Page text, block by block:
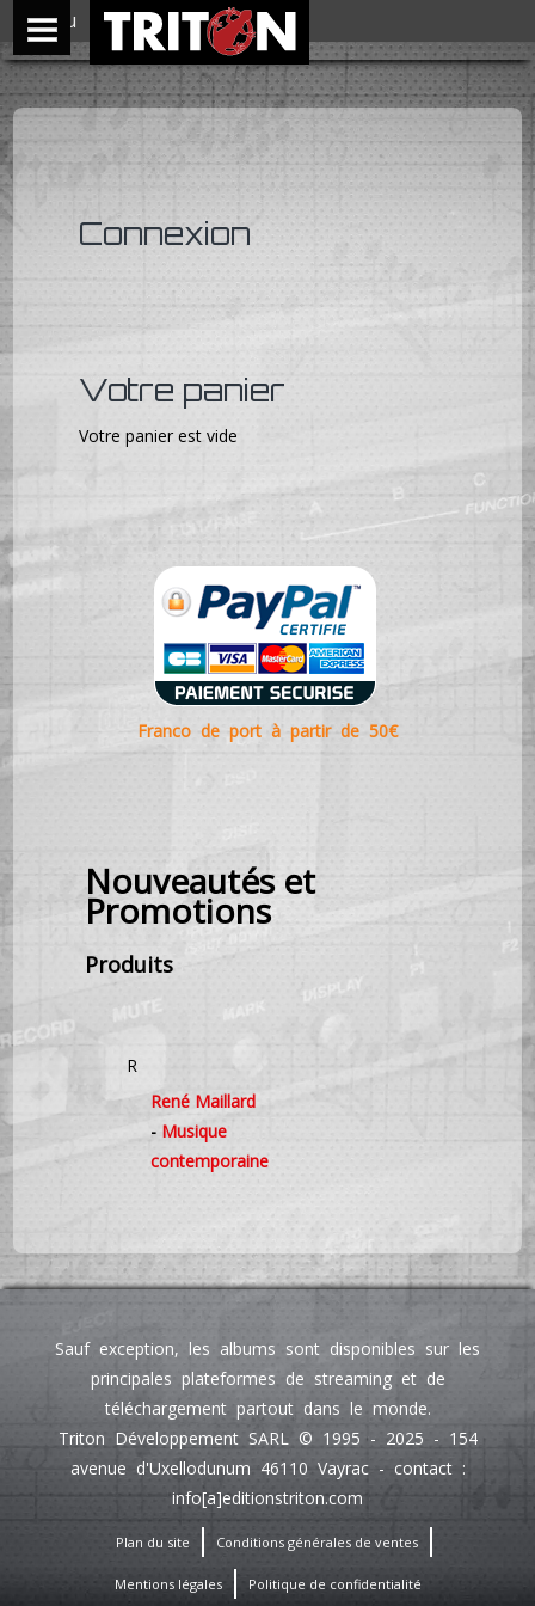
Connexion
Votre panier
Votre panier est vide
Franco de port à partir de 50€
Nouveautés et
Promotions
Produits
R
René Maillard
- Musique
contemporaine
Sauf exception, les albums sont disponibles sur les
principales plateformes de streaming et de
téléchargement partout dans le monde.
Triton Développement SARL © 1995 - 2025 - 154
avenue d'Uxellodunum 46110 Vayrac - contact :
info[a]editionstriton.com
Plan du site Conditions générales de ventes
Mentions légales Politique de confidentialité
Menu